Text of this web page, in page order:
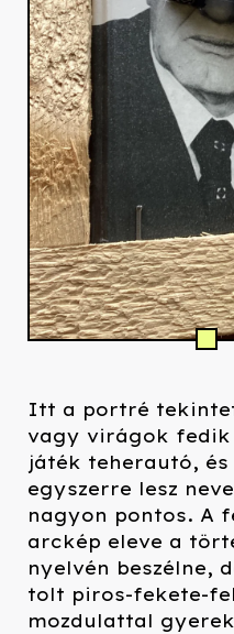
Itt a portré
vagy virágok fedik
játék teherautó, és
egyszerre lesz
nagyon pontos. A
arckép eleve a
nyelvén beszélne,
tolt piros-fekete-
mozdulattal